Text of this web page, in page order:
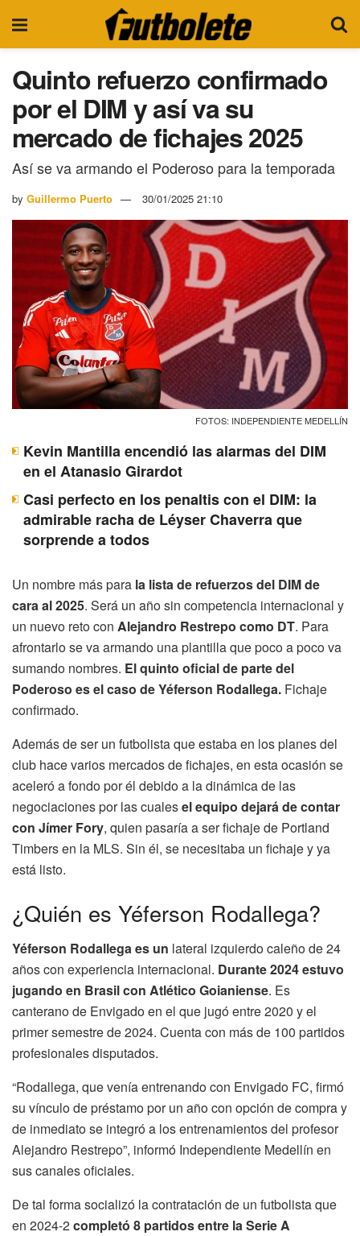
Quinto refuerzo confirmado
por el DIM y así va su
mercado de fichajes 2025
Así se va armando el Poderoso para la temporada
by Guillermo Puerto 30/01/2025 21:10
FOTOS: INDEPENDIENTE MEDELLÍN
Kevin Mantilla encendió las alarmas del DIM
en el Atanasio Girardot
Casi perfecto en los penaltis con el DIM: la
admirable racha de Léyser Chaverra que
sorprende a todos
Un nombre más para la lista de refuerzos del DIM de
cara al 2025. Será un año sin competencia internacional y
un nuevo reto con Alejandro Restrepo como DT. Para
afrontarlo se va armando una plantilla que poco a poco va
sumando nombres. El quinto oficial de parte del
Poderoso es el caso de Yéferson Rodallega. Fichaje
confirmado.
Además de ser un futbolista que estaba en los planes del
club hace varios mercados de fichajes, en esta ocasión se
aceleró a fondo por él debido a la dinámica de las
negociaciones por las cualesel equipo dejará de contar
con Jímer Fory, quien pasaría a ser fichaje de Portland
Timbers en la MLS. Sin él, se necesitaba un fichaje y ya
está listo.
¿Quién es Yéferson Rodallega?
Yéferson Rodallega es un lateral izquierdo caleño de 24
años con experiencia internacional. Durante 2024 estuvo
jugando en Brasil con Atlético Goianiense. Es
canterano de Envigado en el que jugó entre 2020 y el
primer semestre de 2024. Cuenta con más de 100 partidos
profesionales disputados.
“Rodallega, que venía entrenando con Envigado FC, firmó
su vínculo de préstamo por un año con opción de compra y
de inmediato se integró a los entrenamientos del profesor
Alejandro Restrepo”, informó Independiente Medellín en
sus canales oficiales.
De tal forma socializó la contratación de un futbolista que
en 2024-2completó 8 partidos entre la Serie A